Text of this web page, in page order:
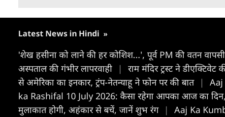
Latest News in Hindi »
'शेख हसीना को लाने की हर कोशिश...', पूर्व PM की वतन वापसी
अस्पताल की गंभीर लापरवाही
| राम मंदिर ट्रस्ट ने
से अमेरिका का इनकार, ट्रंप-नेतन्याहू ने फोन पर की बात | Aaj
ka Rashifal 10 July 2026: कैसा रहेगा आपका आज का
मुलाकात होगी, अहंकार से बचें, जानें शुभ रंग | Aaj Ka